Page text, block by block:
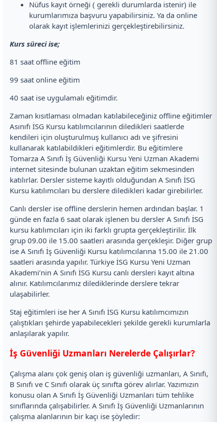
Nüfus kayıt örneği ( gerekli durumlarda istenir) ile
kurumlarımıza başvuru yapabilirsiniz. Ya da online
olarak kayıt işlemlerinizi gerçekleştirebilirsiniz.
Kurs süreci ise;
81 saat offline eğitim
99 saat online eğitim
40 saat ise uygulamalı eğitimdir.
Zaman kısıtlaması olmadan katılabileceğiniz offline eğitimler
Asınıfı İSG Kursu katılımcılarının diledikleri saatlerde
kendileri için oluşturulmuş kullanıcı adı ve şifresini
kullanarak katılabildikleri eğitimlerdir. Bu eğitimlere
Tomarza A Sınıfı İş Güvenliği Kursu Yeni Uzman Akademi
internet sitesinde bulunan uzaktan eğitim sekmesinden
katılırlar. Dersler sisteme kayıtlı olduğundan A Sınıfı İSG
Kursu katılımcıları bu derslere diledikleri kadar girebilirler.
Canlı dersler ise offline derslerin hemen ardından başlar. 1
günde en fazla 6 saat olarak işlenen bu dersler A Sınıfı İSG
kursu katılımcıları için iki farklı grupta gerçekleştirilir. İlk
grup 09.00 ile 15.00 saatleri arasında gerçekleşir. Diğer grup
ise A Sınıfı İş Güvenliği Kursu katılımcılarına 15.00 ile 21.00
saatleri arasında yapılır. Türkiye İSG Kursu Yeni Uzman
Akademi’nin A Sınıfı İSG Kursu canlı dersleri kayıt altına
alınır. Katılımcılarımız dilediklerinde derslere tekrar
ulaşabilirler.
Staj eğitimleri ise her A Sınıfı İSG Kursu katılımcımızın
çalıştıkları şehirde yapabilecekleri şekilde gerekli kurumlarla
anlaşılarak yapılır.
İş Güvenliği Uzmanları Nerelerde Çalışırlar?
Çalışma alanı çok geniş olan iş güvenliği uzmanları, A Sınıfı,
B Sınıfı ve C Sınıfı olarak üç sınıfta görev alırlar. Yazımızın
konusu olan A Sınıfı İş Güvenliği Uzmanları tüm tehlike
sınıflarında çalışabilirler. A Sınıfı İş Güvenliği Uzmanlarının
çalışma alanlarının bir kaçı ise şöyledir: